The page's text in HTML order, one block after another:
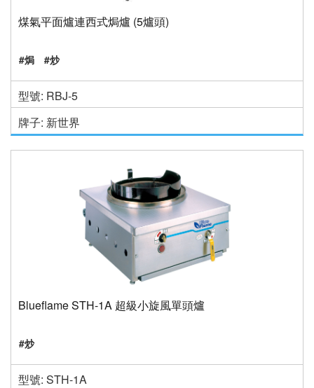
煤氣平面爐連西式焗爐 (5爐頭)
#焗 #炒
型號: RBJ-5
牌子: 新世界
Blueflame STH-1A 超級小旋風單頭爐
#炒
型號: STH-1A